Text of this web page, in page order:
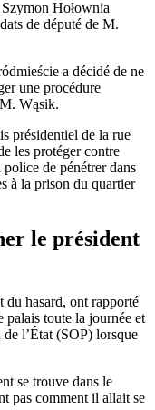
Hołownia
de député de M.
a décidé de ne
une procédure
Wąsik.
présidentiel de la rue
les protéger contre
police de pénétrer dans
à la prison du quartier
le président
du hasard, ont rapporté
palais toute la journée et
l’État (SOP) lorsque
se trouve dans le
pas comment il allait se